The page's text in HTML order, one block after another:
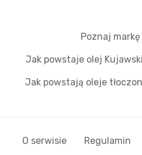
Poznaj
Jak powstaje olej
Jak powstają oleje
O serwisie Regulamin